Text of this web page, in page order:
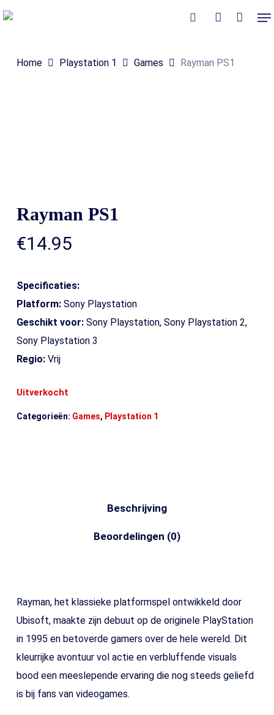
Skip
content
Home Playstation 1 Games Rayman PS1
Rayman PS1
€14.95
Specificaties:
Platform:Sony Playstation
Geschikt voor:Sony Playstation, Sony Playstation 2,
Sony Playstation 3
Regio:Vrij
Uitverkocht
Categorieën: Games, Playstation 1
Beschrijving
Beoordelingen (0)
Rayman, het klassieke platformspel ontwikkeld door
Ubisoft, maakte zijn debuut op de originele PlayStation
in 1995 en betoverde gamers over de hele wereld. Dit
kleurrijke avontuur vol actie en verbluffende visuals
bood een meeslepende ervaring die nog steeds geliefd
is bij fans van videogames.